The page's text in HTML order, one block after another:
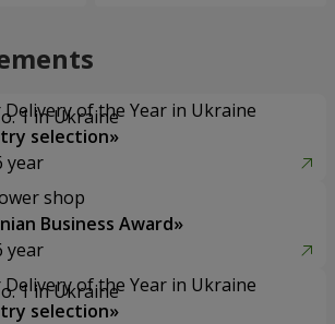
Delivery of the Year in Ukraine
selection»
year
shop
Business Award»
year
Delivery of the Year in Ukraine
selection»